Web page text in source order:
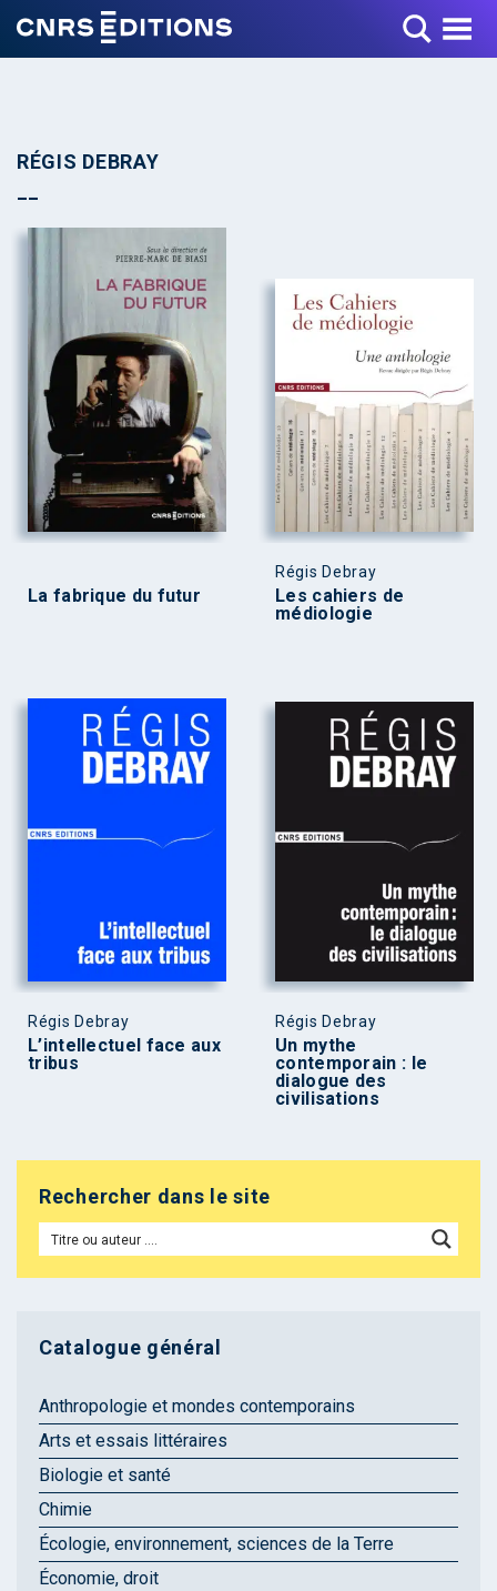
Toggle Menu
RÉGIS DEBRAY
La fabrique du futur
Régis Debray
Les cahiers de
médiologie
Régis Debray
L’intellectuel face aux
tribus
Régis Debray
Un mythe
contemporain : le
dialogue des
civilisations
Rechercher dans le site
Catalogue général
Anthropologie et mondes contemporains
Arts et essais littéraires
Biologie et santé
Chimie
Écologie, environnement, sciences de la Terre
Économie, droit